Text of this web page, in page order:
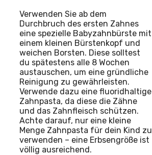
Verwenden Sie ab dem
Durchbruch des ersten Zahnes
eine spezielle Babyzahnbürste mit
einem kleinen Bürstenkopf und
weichen Borsten. Diese solltest
du spätestens alle 8 Wochen
austauschen, um eine gründliche
Reinigung zu gewährleisten.
Verwende dazu eine fluoridhaltige
Zahnpasta, da diese die Zähne
und das Zahnfleisch schützen.
Achte darauf, nur eine kleine
Menge Zahnpasta für dein Kind zu
verwenden – eine Erbsengröße ist
völlig ausreichend.